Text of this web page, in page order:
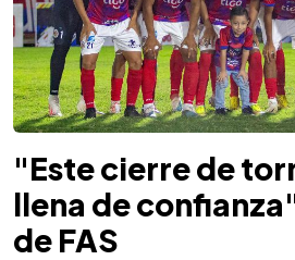
"Este cierre de
llena de
de FAS